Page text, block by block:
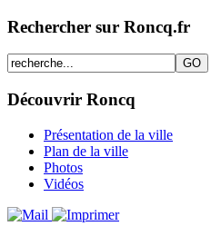
Rechercher sur Roncq.fr
Découvrir Roncq
Présentation de la ville
Plan de la ville
Photos
Vidéos